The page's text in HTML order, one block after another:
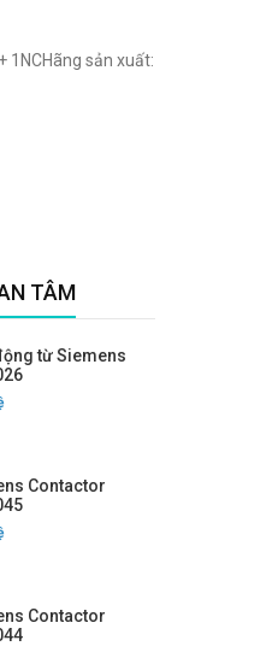
1NCHãng sản xuất:
TÂM
từ Siemens
Contactor
Contactor